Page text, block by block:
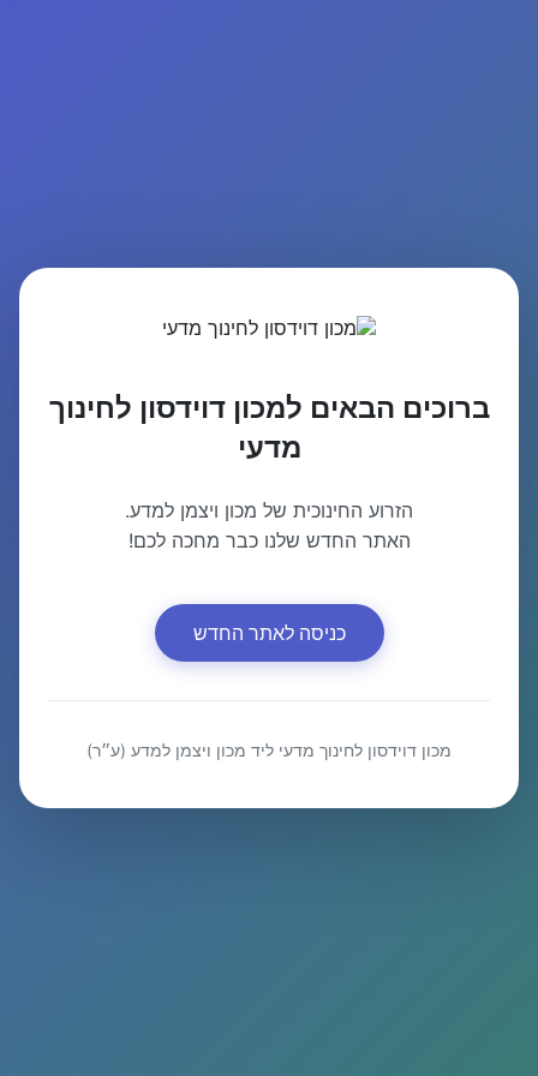
ברוכים הבאים למכון דוידסון לחינוך
מדעי
הזרוע החינוכית של מכון ויצמן למדע.
האתר החדש שלנו כבר מחכה לכם!
כניסה לאתר החדש
מכון דוידסון לחינוך מדעי ליד מכון ויצמן למדע (ע״ר)